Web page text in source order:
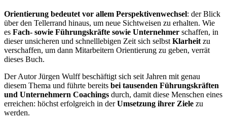
Orientierung bedeutet vor allem Perspektivenwechsel: der Blick
über den Tellerrand hinaus, um neue Sichtweisen zu erhalten. Wie
es Fach- sowie Führungskräfte sowie Unternehmer schaffen, in
dieser unsicheren und schnelllebigen Zeit sich selbst Klarheit zu
verschaffen, um dann Mitarbeitern Orientierung zu geben, verrät
dieses Buch.
Der Autor Jürgen Wulff beschäftigt sich seit Jahren mit genau
diesem Thema und führte bereits bei tausenden Führungskräften
und Unternehmern Coachings durch, damit diese Menschen eines
erreichen: höchst erfolgreich in derUmsetzung ihrer Ziele zu
werden.